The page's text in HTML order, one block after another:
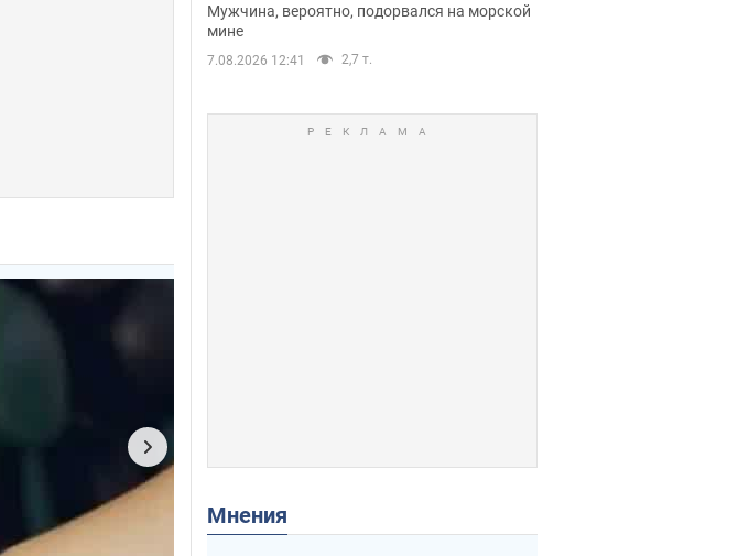
Мужчина, вероятно, подорвался на морской
мине
7.08.2026 12:41 2,7 т.
Мнения